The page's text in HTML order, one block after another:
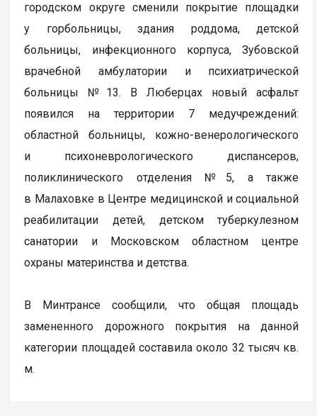
городском округе сменили покрытие площадки
у горбольницы, здания роддома, детской
больницы, инфекционного корпуса, Зубовской
врачебной амбулатории и психиатрической
больницы №13. В Люберцах новый асфальт
появился на территории 7 медучреждений:
областной больницы, кожно-венерологического
и психоневрологического диспансеров,
поликлинического отделения №5, а также
в Малаховке в Центре медицинской и социальной
реабилитации детей, детском туберкулезном
санатории и Московском областном центре
охраны материнства и детства.
В Минтрансе сообщили, что общая площадь
замененного дорожного покрытия на данной
категории площадей составила около 32 тысяч кв.
м.